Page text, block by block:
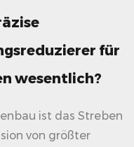
für
wesentlich?
ist das Streben
von größter